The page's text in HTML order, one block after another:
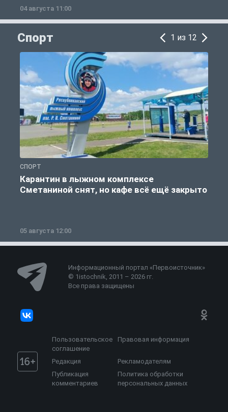
04 августа 11:00
Спорт 1 из 12
СПОРТ
Карантин в лыжном комплексе
Сметаниной снят, но кафе всё ещё закрыто
05 августа 12:00
Информационный портал «Первоисточник»
© 1istochnik, 2011 – 2026 гг.
Все права защищены
Пользовательское
соглашение
Правовая информация
Редакция
Рекламодателям
Публикация
комментариев
Политика обработки
персональных данных